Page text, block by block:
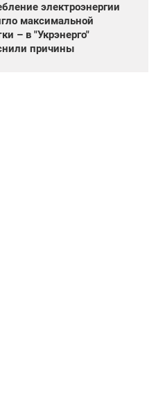
электроэнергии
максимальной
– в "Укрэнерго"
причины